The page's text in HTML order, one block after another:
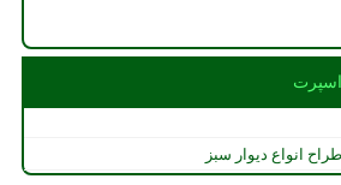
انواع دیوار سبز